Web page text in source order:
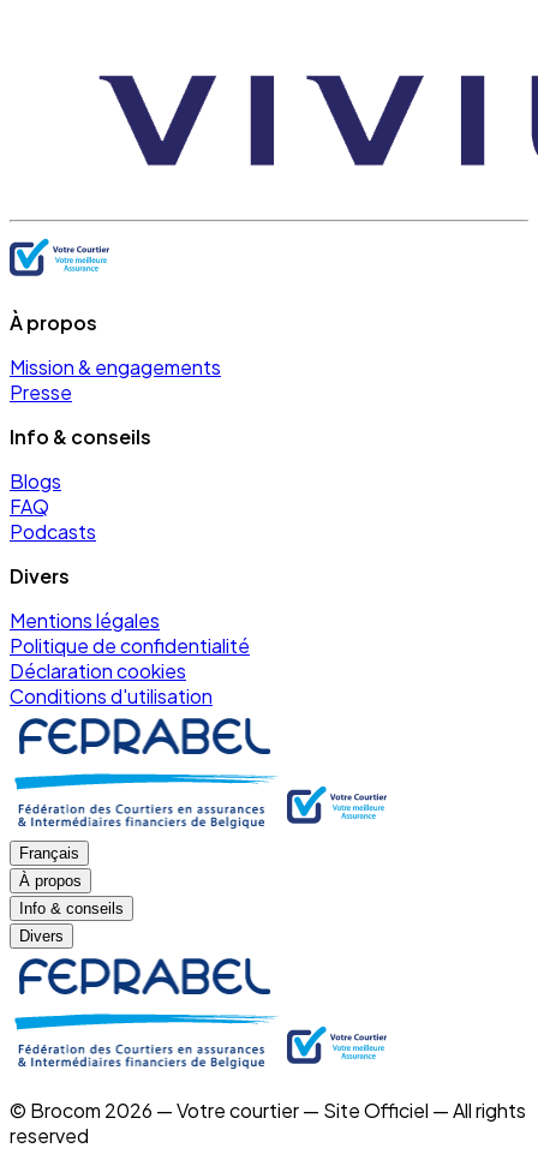
À propos
Mission & engagements
Presse
Info & conseils
Blogs
FAQ
Podcasts
Divers
Mentions légales
Politique de confidentialité
Déclaration cookies
Conditions d'utilisation
Français
À propos
Info & conseils
Divers
© Brocom 2026 — Votre courtier — Site Officiel — All rights
reserved